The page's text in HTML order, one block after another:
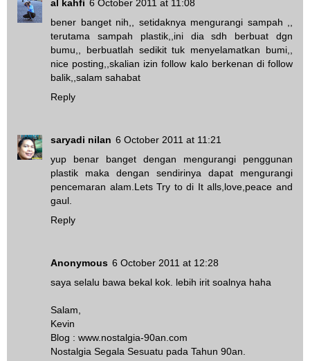
al kahfi 6 October 2011 at 11:08
bener banget nih,, setidaknya mengurangi sampah ,,
terutama sampah plastik,,ini dia sdh berbuat dgn
bumu,, berbuatlah sedikit tuk menyelamatkan bumi,,
nice posting,,skalian izin follow kalo berkenan di follow
balik,,salam sahabat
Reply
saryadi nilan 6 October 2011 at 11:21
yup benar banget dengan mengurangi penggunan
plastik maka dengan sendirinya dapat mengurangi
pencemaran alam.Lets Try to di It alls,love,peace and
gaul.
Reply
Anonymous 6 October 2011 at 12:28
saya selalu bawa bekal kok. lebih irit soalnya haha
Salam,
Kevin
Blog : www.nostalgia-90an.com
Nostalgia Segala Sesuatu pada Tahun 90an.